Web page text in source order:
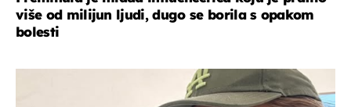
više od milijun ljudi, dugo se borila s opakom
bolesti